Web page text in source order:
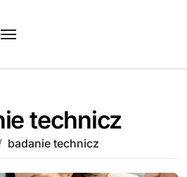
technicz
badanie technicz